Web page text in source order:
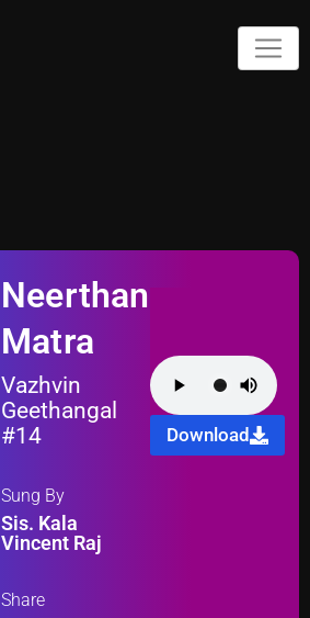
Neerthan
Matra
Vazhvin
Geethangal
#14
Sung By
Sis. Kala
Vincent Raj
Share
Download